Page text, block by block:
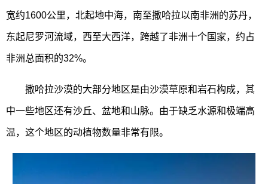
宽约1600公里，北起地中海，南至撒哈拉以南非洲的苏丹，
东起尼罗河流域，西至大西洋，跨越了非洲十个国家，约占
非洲总面积的32%。
撒哈拉沙漠的大部分地区是由沙漠草原和岩石构成，其
中一些地区还有沙丘、盆地和山脉。由于缺乏水源和极端高
温，这个地区的动植物数量非常有限。